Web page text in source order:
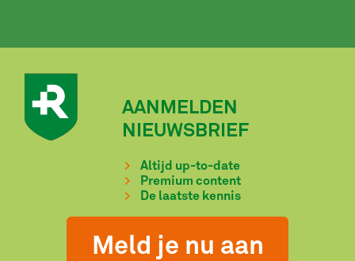
AANMELDEN
NIEUWSBRIEF
Altijd up-to-date
Premium content
De laatste kennis
Meld je nu aan